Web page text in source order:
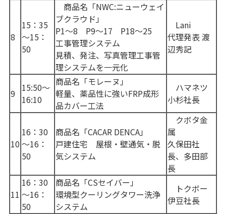
8
15：35
～15：
50
商品名「NWC:ニューウェイ
ブクラウド」
P1～8
P9～17
P18～25
工事管理システム
見積、発注、写真管理工事管
理システムを一元化
Lani
代理発表 渡
辺秀記
9 15:50～
16:10
商品名「モレーヌ」
軽量、薬品性に強いFRP成形
品カバー工法
ハマネツ
小杉社長
10
16：30
～16：
50
商品名「CACAR DENCA」
戸建住宅 屋根・壁通気・脱
気システム
クボタ金
属
久保田社
長、多田部
長
11
16：30
～16：
50
商品名「CSセイバー」
環境型クーリングタワー洗浄
システム
トクボー
伊豆社長